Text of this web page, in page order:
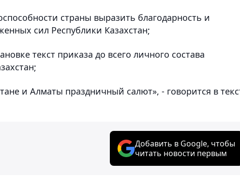
страны выразить благодарность и
сил Республики Казахстан;
текст приказа до всего личного состава
и Алматы праздничный салют», - говорится в
Добавить в Google, чтобы
читать новости первым